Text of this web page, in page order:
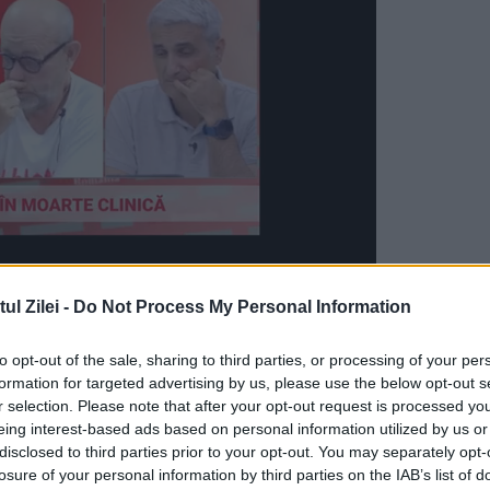
Zilei - Do Not Process My Personal Information
opt-out of the sale, sharing to third parties, or processing of your
for targeted advertising by us, please use the below opt-out
selection. Please note that after your opt-out request is processed
interest-based ads based on personal information utilized by us
to third parties prior to your opt-out. You may separately
of your personal information by third parties on the IAB’s list of
a-l reţine pe primarul sectorului 2 şi
celor în drept să stabilească
ce vizează fapte petrecute acum 10 ani – , la